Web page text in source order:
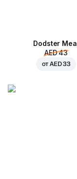
Dodster Meal
AED 43
отAED 33